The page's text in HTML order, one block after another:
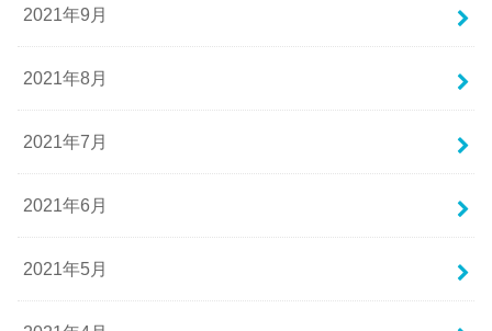
2021年9月
2021年8月
2021年7月
2021年6月
2021年5月